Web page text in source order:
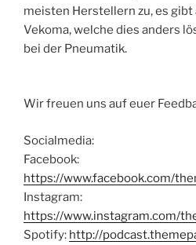
meisten Herstellern zu, es
Vekoma, welche dies anders
bei der Pneumatik.
Wir freuen uns auf euer
Socialmedia:
Facebook:
https://www.facebook.com/
Instagram:
https://www.instagram.com/
Spotify: http://